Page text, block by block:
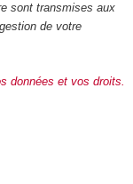
sont transmises aux
de votre
données et vos droits.